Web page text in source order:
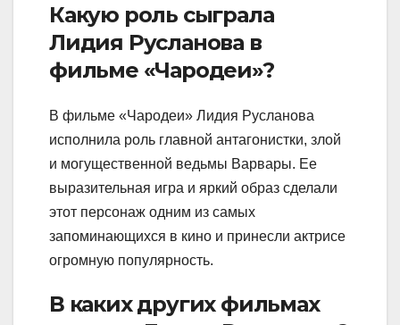
Какую роль сыграла
Лидия Русланова в
фильме «Чародеи»?
В фильме «Чародеи» Лидия Русланова
исполнила роль главной антагонистки, злой
и могущественной ведьмы Варвары. Ее
выразительная игра и яркий образ сделали
этот персонаж одним из самых
запоминающихся в кино и принесли актрисе
огромную популярность.
В каких других фильмах